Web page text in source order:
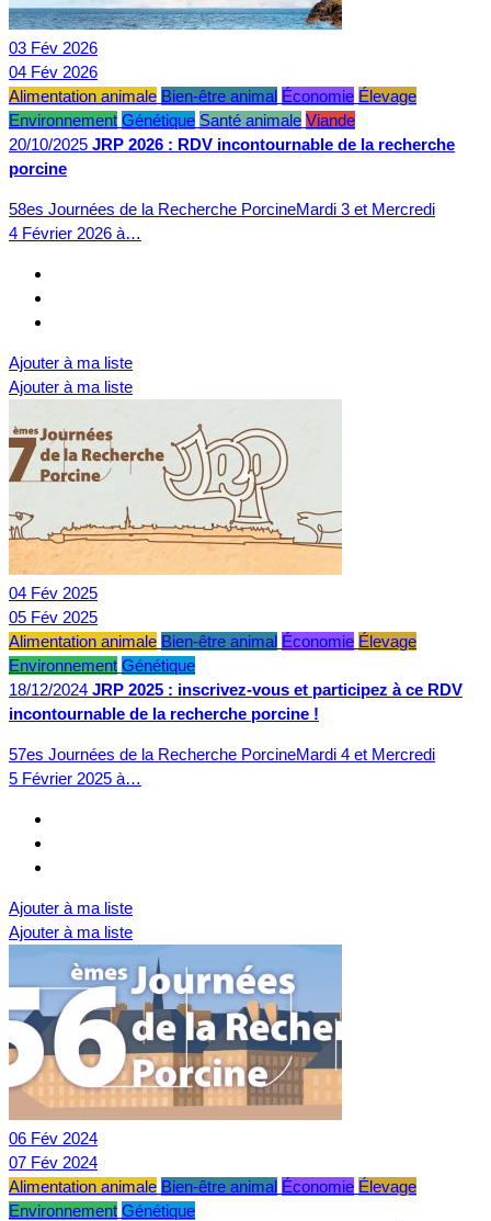
03 Fév 2026
04 Fév 2026
Alimentation animale Bien-être animal Économie Élevage
Environnement Génétique Santé animale Viande
20/10/2025 JRP 2026 : RDV incontournable de la recherche
porcine
58es Journées de la Recherche PorcineMardi 3 et Mercredi
4 Février 2026 à…
Ajouter à ma liste
Ajouter à ma liste
04 Fév 2025
05 Fév 2025
Alimentation animale Bien-être animal Économie Élevage
Environnement Génétique
18/12/2024 JRP 2025 : inscrivez-vous et participez à ce RDV
incontournable de la recherche porcine !
57es Journées de la Recherche PorcineMardi 4 et Mercredi
5 Février 2025 à…
Ajouter à ma liste
Ajouter à ma liste
06 Fév 2024
07 Fév 2024
Alimentation animale Bien-être animal Économie Élevage
Environnement Génétique